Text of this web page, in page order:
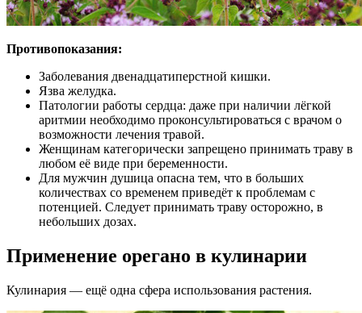
Противопоказания:
Заболевания двенадцатиперстной кишки.
Язва желудка.
Патологии работы сердца: даже при наличии лёгкой
аритмии необходимо проконсультироваться с врачом о
возможности лечения травой.
Женщинам категорически запрещено принимать траву в
любом её виде при беременности.
Для мужчин душица опасна тем, что в больших
количествах со временем приведёт к проблемам с
потенцией. Следует принимать траву осторожно, в
небольших дозах.
Применение орегано в кулинарии
Кулинария — ещё одна сфера использования растения.